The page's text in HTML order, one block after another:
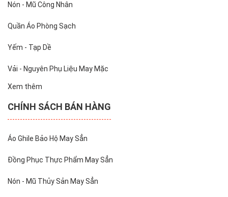
Nón - Mũ Công Nhân
Quần Áo Phòng Sạch
Yếm - Tạp Dề
Vải - Nguyên Phụ Liệu May Mặc
Xem thêm
CHÍNH SÁCH BÁN HÀNG
Áo Ghile Bảo Hộ May Sẳn
Đồng Phục Thực Phẩm May Sẳn
Nón - Mũ Thủy Sản May Sẳn